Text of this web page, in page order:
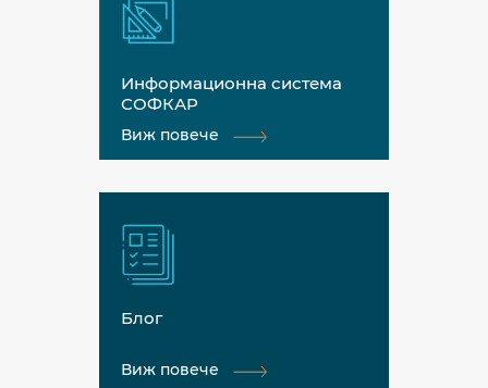
Информационна система
СОФКАР
Виж повече
Блог
Виж повече